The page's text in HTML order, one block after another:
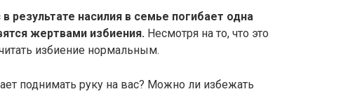
результате насилия в семье погибает одна
жертвами избиения. Несмотря на то, что это
избиение нормальным.
поднимать руку на вас? Можно ли избежать